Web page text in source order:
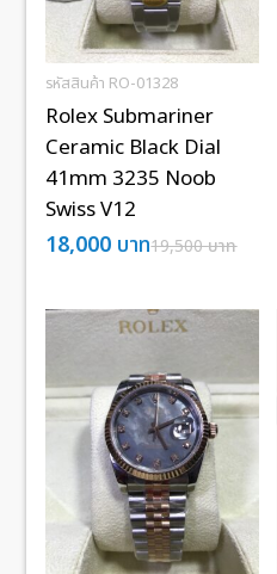
รหัสสินค้า RO-01328
Rolex Submariner
Ceramic Black Dial
41mm 3235 Noob
Swiss V12
19,500บาท
18,000 บาท